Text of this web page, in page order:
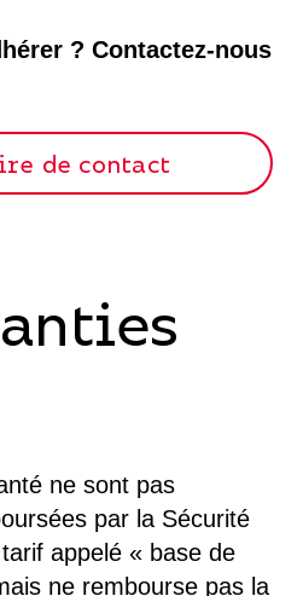
? Contactez-nous
de contact
ne sont pas
par la Sécurité
appelé « base de
ne rembourse pas la